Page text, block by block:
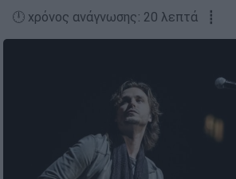
🕛 χρόνος ανάγνωσης: 20 λεπτά ┋